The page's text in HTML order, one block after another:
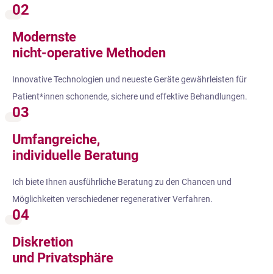
02
Modernste
nicht-operative Methoden
Innovative Technologien und neueste Geräte gewährleisten für
Patient*innen schonende, sichere und effektive Behandlungen.
03
Umfangreiche,
individuelle Beratung
Ich biete Ihnen ausführliche Beratung zu den Chancen und
Möglichkeiten verschiedener regenerativer Verfahren.
04
Diskretion
und Privatsphäre